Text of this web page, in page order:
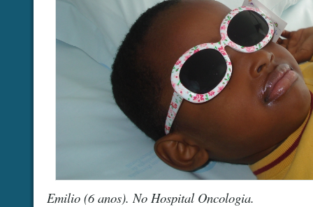
Emilio (6 anos). No Hospital Oncologia.